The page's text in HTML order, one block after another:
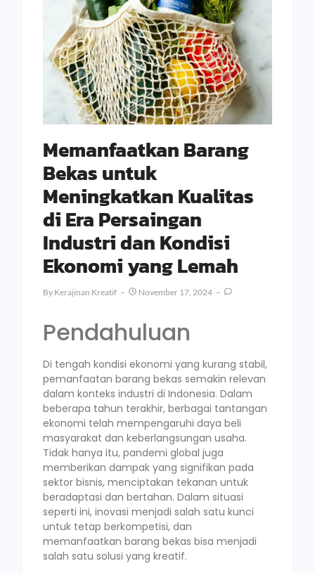
Memanfaatkan Barang
Bekas untuk
Meningkatkan Kualitas
di Era Persaingan
Industri dan Kondisi
Ekonomi yang Lemah
By Kerajinan Kreatif November 17, 2024
Pendahuluan
Di tengah kondisi ekonomi yang kurang stabil,
pemanfaatan barang bekas semakin relevan
dalam konteks industri di Indonesia. Dalam
beberapa tahun terakhir, berbagai tantangan
ekonomi telah mempengaruhi daya beli
masyarakat dan keberlangsungan usaha.
Tidak hanya itu, pandemi global juga
memberikan dampak yang signifikan pada
sektor bisnis, menciptakan tekanan untuk
beradaptasi dan bertahan. Dalam situasi
seperti ini, inovasi menjadi salah satu kunci
untuk tetap berkompetisi, dan
memanfaatkan barang bekas bisa menjadi
salah satu solusi yang kreatif.